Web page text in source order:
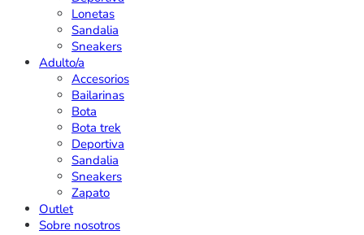
Lonetas
Sandalia
Sneakers
Adulto/a
Accesorios
Bailarinas
Bota
Bota trek
Deportiva
Sandalia
Sneakers
Zapato
Outlet
Sobre nosotros